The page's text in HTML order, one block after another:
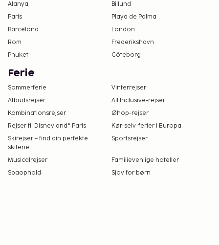
Alanya
Billund
Paris
Playa de Palma
Barcelona
London
Rom
Frederikshavn
Phuket
Göteborg
Ferie
Sommerferie
Vinterrejser
Afbudsrejser
All Inclusive-rejser
Kombinationsrejser
Øhop-rejser
Rejser til Disneyland® Paris
Kør-selv-ferier i Europa
Skirejser – find din perfekte
skiferie
Sportsrejser
Musicalrejser
Familievenlige hoteller
Spaophold
Sjov for børn